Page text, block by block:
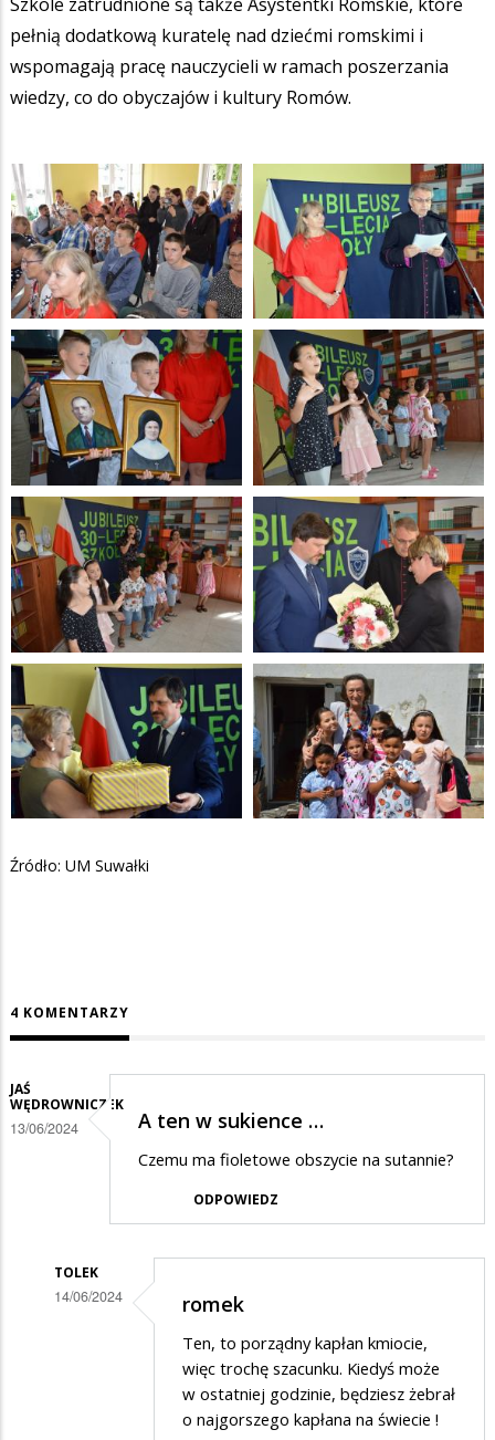
pełnią dodatkową kuratelę nad dziećmi romskimi i
wspomagają pracę nauczycieli w ramach poszerzania
wiedzy, co do obyczajów i kultury Romów.
Źródło: UM Suwałki
4 KOMENTARZY
JAŚ
WĘDROWNICZEK
13/06/2024 A ten w sukience …
Czemu ma fioletowe obszycie na sutannie?
ODPOWIEDZ
TOLEK
14/06/2024
Wędrowniczek
romek
Ten, to porządny kapłan kmiocie,
więc trochę szacunku. Kiedyś może
w ostatniej godzinie, będziesz żebrał
o najgorszego kapłana na świecie !